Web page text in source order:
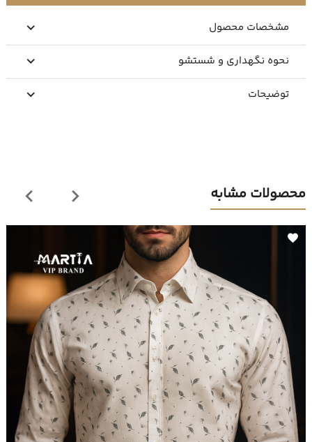
مشخصات محصول
نحوه نگهداری و شستشو
توضیحات
محصولات مشابه